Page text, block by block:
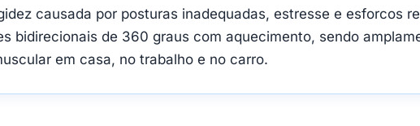
causada por posturas inadequadas, estresse e esforcos
bidirecionais de 360 graus com aquecimento, sendo
em casa, no trabalho e no carro.